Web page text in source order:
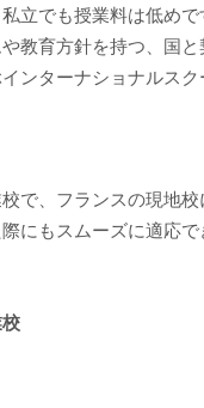
立でも授業料は低めで
教育方針を持つ、国と
ンターナショナルスク
で、フランスの現地校
にもスムーズに適応